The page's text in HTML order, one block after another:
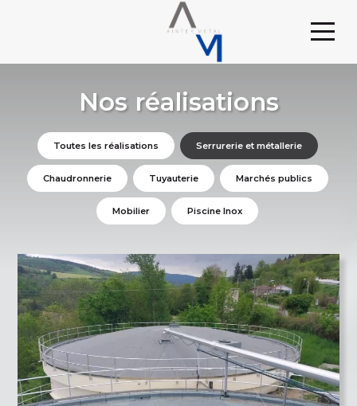
Nos réalisations
Toutes les réalisations Serrurerie et métallerie
Chaudronnerie Tuyauterie Marchés publics
Mobilier Piscine Inox